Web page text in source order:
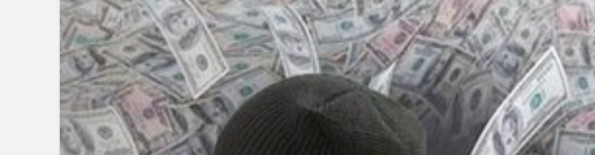
Güncel
Gerede’nin İlçe Sağlık
Müdürü Değişti: Yeni
Müdür Göreve Başladı
Genel
Zonguldak’ta HASAD
Halk Oyunları Kursları
Başlıyor